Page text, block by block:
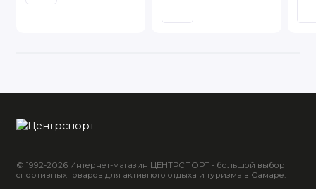
© 1992-2026 Интернет-магазин ЦЕНТРСПОРТ - большой выбор
спортивных товаров для активного отдыха и туризма в Самаре.